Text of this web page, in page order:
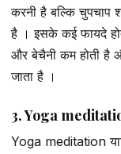
करनी है बल्कि चुपचाप
है । इसके कई फायदे
और बेचैनी कम होती है
जाता है ।
3. Yoga
Yoga meditation